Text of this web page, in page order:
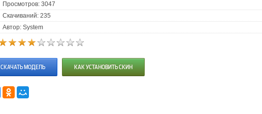
Просмотров: 3047
Скачиваний: 235
Автор: System
СКАЧАТЬ МОДЕЛЬ КАК УСТАНОВИТЬ СКИН